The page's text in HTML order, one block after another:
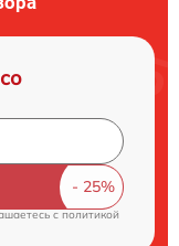
c политикой